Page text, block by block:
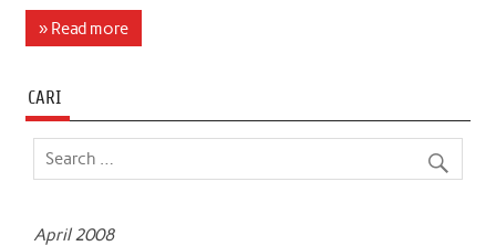
c
o
o
i
e
A
d
» Read more
CARI
April 2008